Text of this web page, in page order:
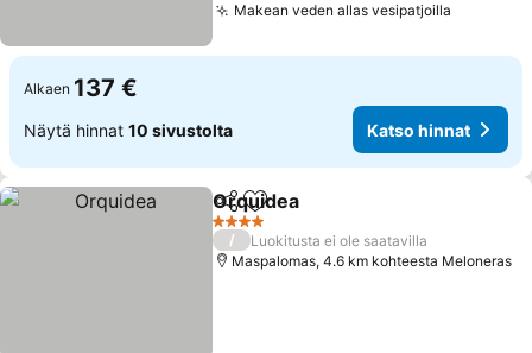
Makean veden allas vesipatjoilla
Alkaen 137 €
Näytä hinnat 10 sivustolta Katso hinnat
Jaa Lisää suosikkeihin
Orquidea
4 Tähtiluokitus
/
Luokitusta ei ole saatavilla
Maspalomas, 4.6 km kohteesta Meloneras